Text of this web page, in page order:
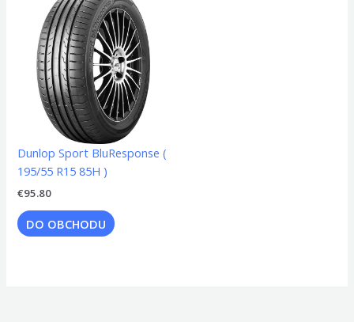
Dunlop Sport BluResponse (
195/55 R15 85H )
€95.80
DO OBCHODU